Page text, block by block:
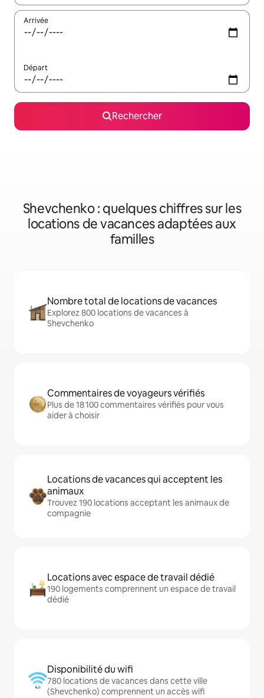
Arrivée
Départ
Rechercher
Shevchenko : quelques chiffres sur les
locations de vacances adaptées aux
familles
Nombre total de locations de vacances
Explorez 800 locations de vacances à
Shevchenko
Commentaires de voyageurs vérifiés
Plus de 18 100 commentaires vérifiés pour vous
aider à choisir
Locations de vacances qui acceptent les
animaux
Trouvez 190 locations acceptant les animaux de
compagnie
Locations avec espace de travail dédié
190 logements comprennent un espace de travail
dédié
Disponibilité du wifi
780 locations de vacances dans cette ville
(Shevchenko) comprennent un accès wifi